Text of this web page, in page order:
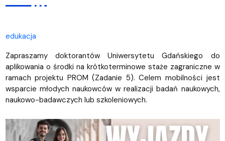
edukacja
Zapraszamy doktorantów Uniwersytetu Gdańskiego do
aplikowania o środki na krótkoterminowe staże zagraniczne w
ramach projektu PROM (Zadanie 5). Celem mobilności jest
wsparcie młodych naukowców w realizacji badań naukowych,
naukowo-badawczych lub szkoleniowych.